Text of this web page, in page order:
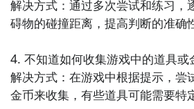
解决方式：通过多次尝试和练习，
碍物的碰撞距离，提高判断的准确性
4. 不知道如何收集游戏中的道具或
解决方式：在游戏中根据提示，尝
金币来收集，有些道具可能需要特